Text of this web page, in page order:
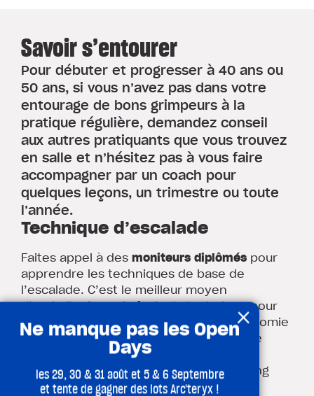
Savoir s’entourer
Pour débuter et progresser à 40 ans ou
50 ans, si vous n’avez pas dans votre
entourage de bons grimpeurs à la
pratique régulière, demandez conseil
aux autres pratiquants que vous trouvez
en salle et n’hésitez pas à vous faire
accompagner par un coach pour
quelques leçons, un trimestre ou toute
l’année.
Technique d’escalade
Faites appel à des moniteurs diplômés pour
apprendre les techniques de base de
l’escalade. C’est le meilleur moyen
d’assimilerle geste juste, la technique pour
gérer l’effortet ne pas s’épuiser. L’économie
du geste est la “voie” de l’escalade, elle
d’autant plus précieuse pour les moins
jeunes ! Les cours ou séance de coaching
sont aussi un cadre sécurisant pour
×
Ne manque pas les Open
Days
les 29, 30 & 31 août et 5 & 6 Septembre
et tente de gagner des lots Arc'teryx !